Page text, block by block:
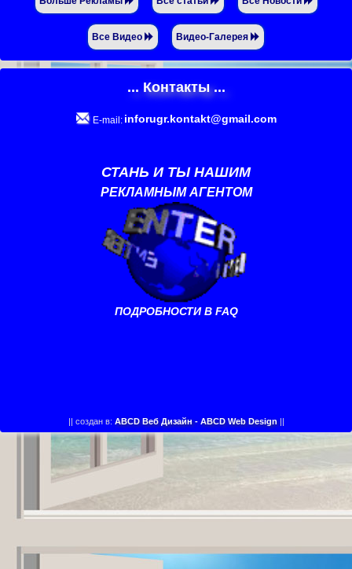
Все Видео Видео-Галерея
... Контакты ...
E-mail: inforugr.kontakt@gmail.com
СТАНЬ И ТЫ НАШИМ
РЕКЛАМНЫМ АГЕНТОМ
ПОДРОБНОСТИ В FAQ
|| создан в: ABCD Веб Дизайн - ABCD Web Design||